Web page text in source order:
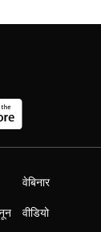
वेबिनार
वीडियो